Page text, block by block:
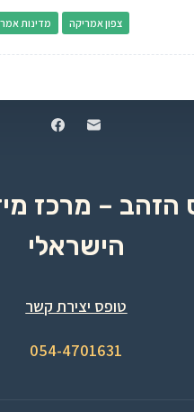
מדינות צפון אמריקה
הזהב – מרכז
הישראלי
טופס יצירת קשר
054-4701631